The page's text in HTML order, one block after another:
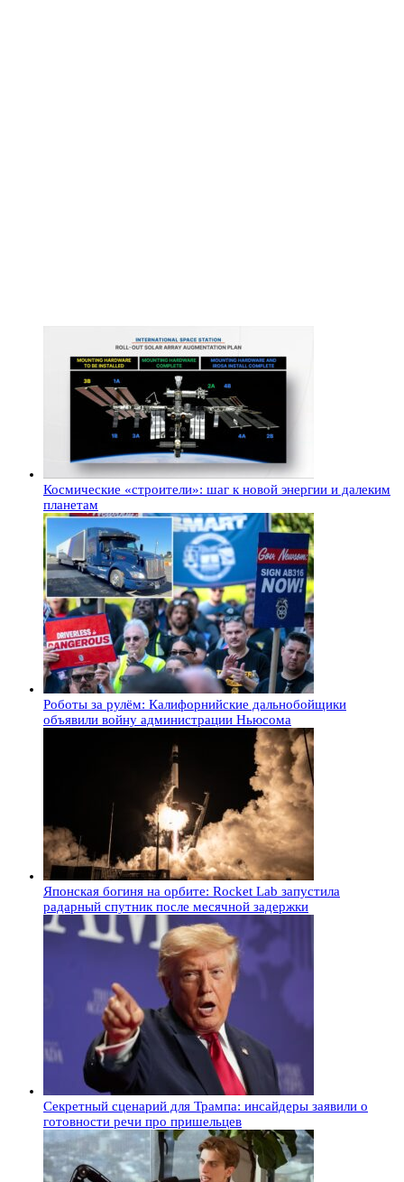
Космические «строители»: шаг к новой энергии и далеким
планетам
Роботы за рулём: Калифорнийские дальнобойщики
объявили войну администрации Ньюсома
Японская богиня на орбите: Rocket Lab запустила
радарный спутник после месячной задержки
Секретный сценарий для Трампа: инсайдеры заявили о
готовности речи про пришельцев